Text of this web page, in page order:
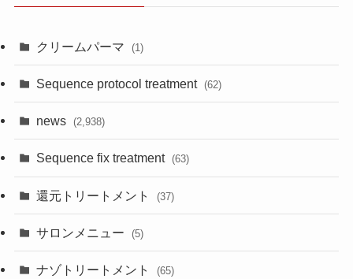
クリームパーマ (1)
Sequence protocol treatment (62)
news (2,938)
Sequence fix treatment (63)
還元トリートメント (37)
サロンメニュー (5)
ナゾトリートメント (65)